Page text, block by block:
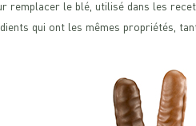
remplacer le blé, utilisé dans les
qui ont les mêmes propriétés,